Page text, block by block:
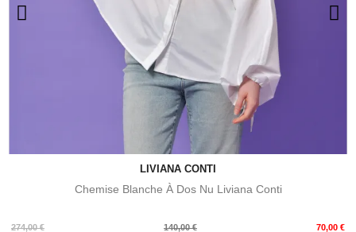
LIVIANA CONTI
Chemise Blanche À Dos Nu Liviana Conti
274,00 €
Prix
140,00 € 70,00 €
Prix